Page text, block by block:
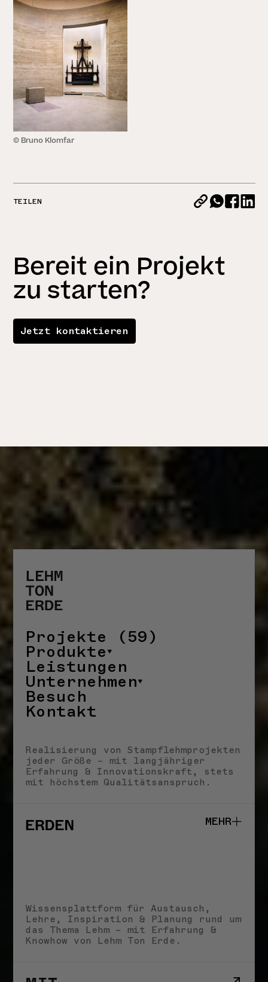
© Bruno Klomfar
TEILEN
Bereit ein Projekt
zu starten?
Jetzt kontaktieren
Projekte (59)
Produkte
Leistungen
Unternehmen
Besuch
Kontakt
Realisierung von Stampflehmprojekten
jeder Größe – mit langjähriger
Erfahrung & Innovationskraft, stets
mit höchstem Qualitätsanspruch.
MEHR
Schule
Impact
Storys
Impressum
Wissensplattform für Austausch,
Lehre, Inspiration & Planung rund um
das Thema Lehm – mit Erfahrung &
Knowhow von Lehm Ton Erde.